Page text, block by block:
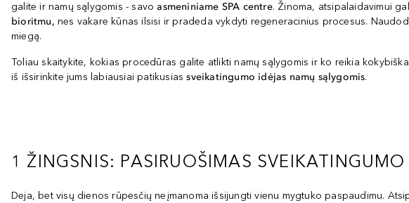
galite ir namų sąlygomis - savoasmeniniame SPA centre. Žinoma, atsipalaidavimui
bioritmu, nes vakare kūnas ilsisi ir pradeda vykdyti regeneracinius procesus.
miegą.
Toliau skaitykite, kokias procedūras galite atlikti namų sąlygomis ir ko reikia
iš išsirinkite jums labiausiai patikusias sveikatingumo idėjas namų sąlygomis.
1 ŽINGSNIS: PASIRUOŠIMAS SVEIKATINGUMO
Deja, bet visų dienos rūpesčių neįmanoma išsijungti vienu mygtuko paspaudimu.